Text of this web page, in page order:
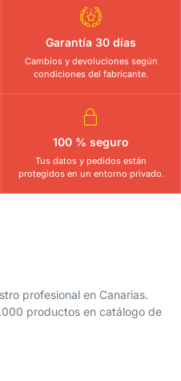
Garantía 30 días
Cambios y devoluciones según
condiciones del fabricante.
100 % seguro
Tus datos y pedidos están
protegidos en un entorno privado.
profesional en Canarias.
productos en catálogo de